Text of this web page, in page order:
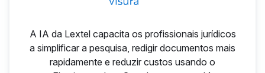
A IA da Lextel capacita os profissionais jurídicos
a simplificar a pesquisa, redigir documentos mais
rapidamente e reduzir custos usando o